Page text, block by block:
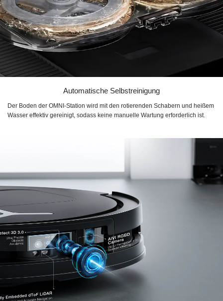
Automatische Selbstreinigung
Der Boden der OMNI-Station wird mit den rotierenden Schabern und heißem
Wasser effektiv gereinigt, sodass keine manuelle Wartung erforderlich ist.